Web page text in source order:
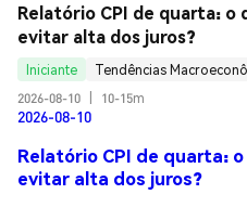
Relatório CPI de quarta: o
evitar alta dos juros?
Iniciante
Tendências
2026-08-10
10-15m
2026-08-10
Relatório CPI de quarta:
evitar alta dos juros?